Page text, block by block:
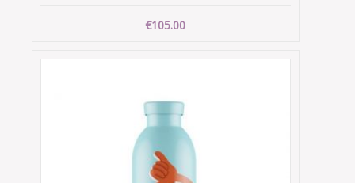
€105.00